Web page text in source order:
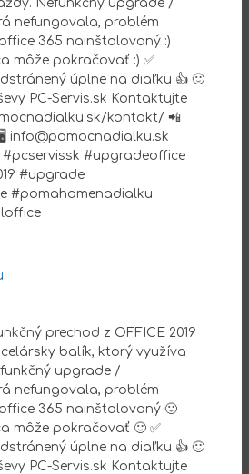
prechod z OFFICE 2019
balík, ktorý využíva
upgrade /
nefungovala, problém
365 nainštalovaný 🙂
môže pokračovať 🙂 ✅
úplne na diaľku 👍 🙂
PC-Servis.sk Kontaktujte